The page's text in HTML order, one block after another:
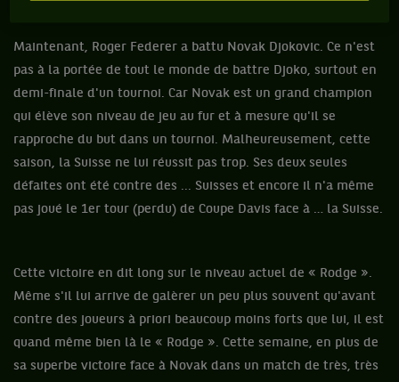
Maintenant, Roger Federer a battu Novak Djokovic. Ce n'est
pas à la portée de tout le monde de battre Djoko, surtout en
demi-finale d'un tournoi. Car Novak est un grand champion
qui élève son niveau de jeu au fur et à mesure qu'il se
rapproche du but dans un tournoi. Malheureusement, cette
saison, la Suisse ne lui réussit pas trop. Ses deux seules
défaites ont été contre des ... Suisses et encore il n'a même
pas joué le 1er tour (perdu) de Coupe Davis face à … la Suisse.
Cette victoire en dit long sur le niveau actuel de « Rodge ».
Même s'il lui arrive de galèrer un peu plus souvent qu'avant
contre des joueurs à priori beaucoup moins forts que lui, il est
quand même bien là le « Rodge ». Cette semaine, en plus de
sa superbe victoire face à Novak dans un match de très, très